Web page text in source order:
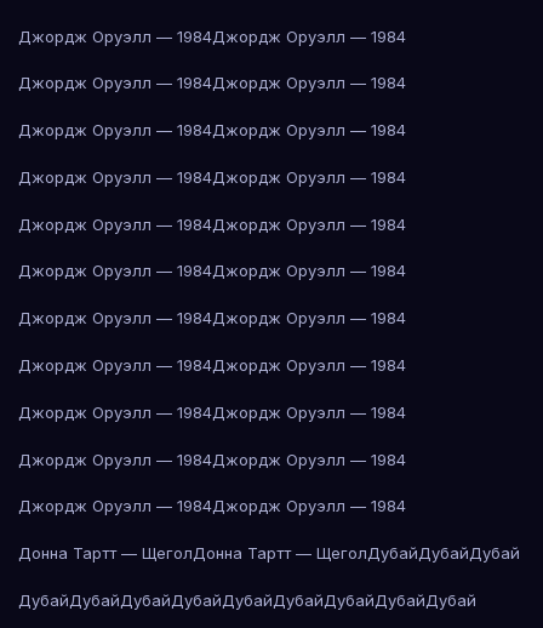
Джордж Оруэлл — 1984Джордж Оруэлл — 1984
Джордж Оруэлл — 1984Джордж Оруэлл — 1984
Джордж Оруэлл — 1984Джордж Оруэлл — 1984
Джордж Оруэлл — 1984Джордж Оруэлл — 1984
Джордж Оруэлл — 1984Джордж Оруэлл — 1984
Джордж Оруэлл — 1984Джордж Оруэлл — 1984
Джордж Оруэлл — 1984Джордж Оруэлл — 1984
Джордж Оруэлл — 1984Джордж Оруэлл — 1984
Джордж Оруэлл — 1984Джордж Оруэлл — 1984
Джордж Оруэлл — 1984Джордж Оруэлл — 1984
Джордж Оруэлл — 1984Джордж Оруэлл — 1984
Донна Тартт — ЩеголДонна Тартт — ЩеголДубайДубайДубай
ДубайДубайДубайДубайДубайДубайДубайДубайДубай